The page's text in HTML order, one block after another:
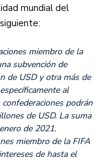
mundial del
miembro de la
subvención de
de USD y otra más de
al
podrán
de USD. La suma
de 2021.
miembro de la FIFA
de hasta el